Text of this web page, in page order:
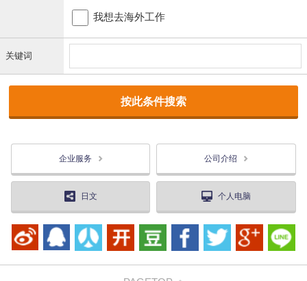
我想去海外工作
关键词
企业服务 公司介绍
日文 个人电脑